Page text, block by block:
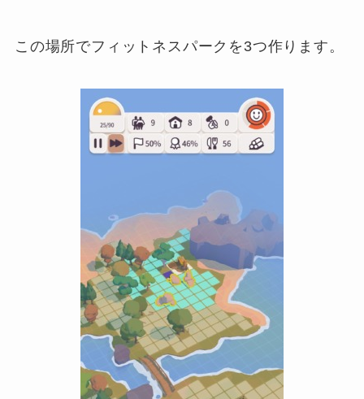
この場所でフィットネスパークを3つ作ります。